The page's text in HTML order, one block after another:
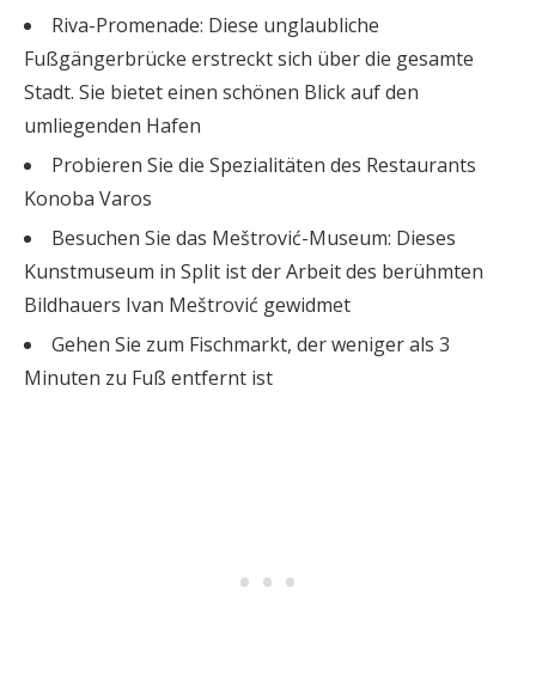
Riva-Promenade: Diese unglaubliche
Fußgängerbrücke erstreckt sich über die gesamte
Stadt. Sie bietet einen schönen Blick auf den
umliegenden Hafen
Probieren Sie die Spezialitäten des Restaurants
Konoba Varos
Besuchen Sie das Meštrović-Museum: Dieses
Kunstmuseum in Split ist der Arbeit des berühmten
Bildhauers Ivan Meštrović gewidmet
Gehen Sie zum Fischmarkt, der weniger als 3
Minuten zu Fuß entfernt ist